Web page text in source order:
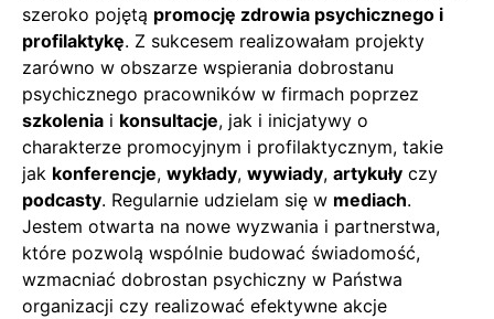
szeroko pojętą promocję zdrowia psychicznego i
profilaktykę. Z sukcesem realizowałam projekty
zarówno w obszarze wspierania dobrostanu
psychicznego pracowników w firmach poprzez
szkolenia i konsultacje, jak i inicjatywy o
charakterze promocyjnym i profilaktycznym, takie
jak konferencje, wykłady, wywiady, artykuły czy
podcasty. Regularnie udzielam się w mediach.
Jestem otwarta na nowe wyzwania i partnerstwa,
które pozwolą wspólnie budować świadomość,
wzmacniać dobrostan psychiczny w Państwa
organizacji czy realizować efektywne akcje